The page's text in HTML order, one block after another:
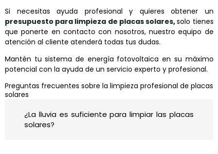
Si necesitas ayuda profesional y quieres obtener un
presupuesto para limpieza de placas solares,solo tienes
que ponerte en contacto con nosotros, nuestro equipo de
atención al cliente atenderá todas tus dudas.
Mantén tu sistema de energía fotovoltaica en su máximo
potencial con la ayuda de un servicio experto y profesional.
Preguntas frecuentes sobre la limpieza profesional de placas
solares
¿La lluvia es suficiente para limpiar las placas
solares?